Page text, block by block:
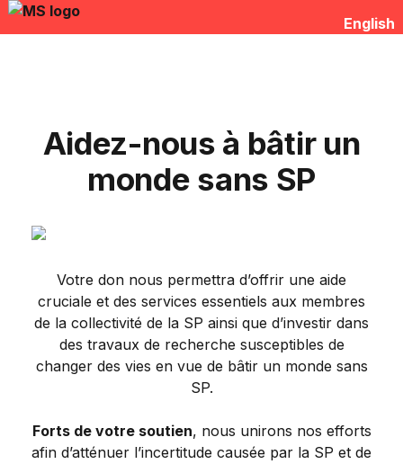
English
Aidez-nous à bâtir un
monde sans SP
Votre don nous permettra d’offrir une aide
cruciale et des services essentiels aux membres
de la collectivité de la SP ainsi que d’investir dans
des travaux de recherche susceptibles de
changer des vies en vue de bâtir un monde sans
SP.
Forts de votre soutien, nous unirons nos efforts
afin d’atténuer l’incertitude causée par la SP et de